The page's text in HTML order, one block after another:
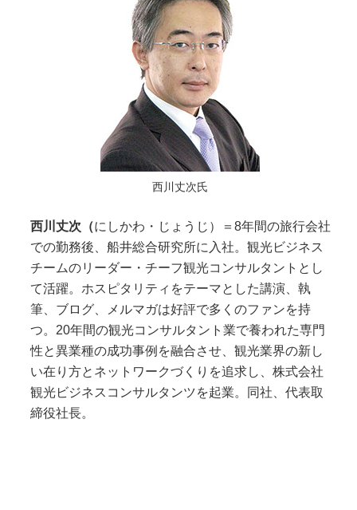
西川丈次氏
西川丈次（にしかわ・じょうじ）＝8年間の旅行会社
での勤務後、船井総合研究所に入社。観光ビジネス
チームのリーダー・チーフ観光コンサルタントとし
て活躍。ホスピタリティをテーマとした講演、執
筆、ブログ、メルマガは好評で多くのファンを持
つ。20年間の観光コンサルタント業で養われた専門
性と異業種の成功事例を融合させ、観光業界の新し
い在り方とネットワークづくりを追求し、株式会社
観光ビジネスコンサルタンツを起業。同社、代表取
締役社長。